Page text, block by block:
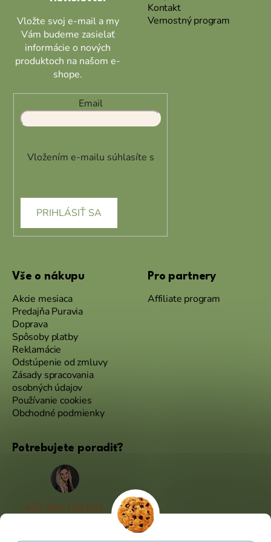
Vložte svoj e-mail a my
Vám budeme zasielať
informácie o nových
produktoch na našom e-
shope.
Email
Vložením e-mailu súhlasíte s
PRIHLÁSIŤ SA
Kontakt
Vernostný program
Vše o nákupu
Akcie mesiaca
Predajňa Puravia
Doprava
Spôsoby platby
Reklamácie
Odstúpenie od zmluvy
Zásady spracovania
osobných údajov
Používanie cookies
Obchodné podmienky
Pro partnery
Affiliate program
Potrebujete poradiť?
+421 950 105 034